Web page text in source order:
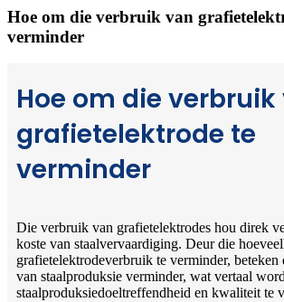
Hoe om die verbruik van
verminder
Hoe om die verbruik
grafietelektrode te
verminder
Die verbruik van grafietelektrodes hou direk
koste van staalvervaardiging. Deur die
grafietelektrodeverbruik te verminder, beteken
van staalproduksie verminder, wat vertaal
staalproduksiedoeltreffendheid en kwaliteit te